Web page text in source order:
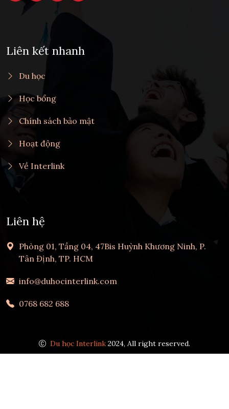
Liên kết nhanh
Du học
Học bổng
Chính sách bảo mật
Hoạt động
Về Interlink
Liên hệ
Phòng 01, Tầng 04, 47Bis Huỳnh Khương Ninh, P.
Tân Định, TP. HCM
info@duhocinterlink.com
0768 682 688
Du học Interlink 2024, All right reserved.